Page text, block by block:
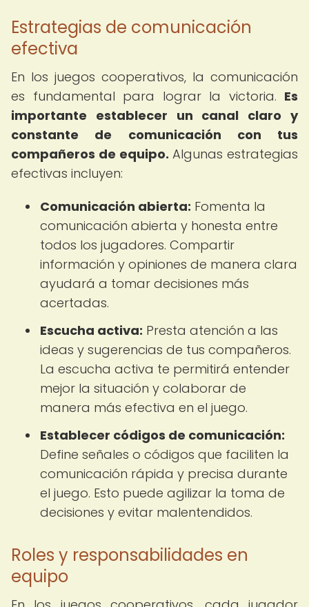
Estrategias de comunicación
efectiva
En los juegos cooperativos, la comunicación
es fundamental para lograr la victoria. Es
importante establecer un canal claro y
constante de comunicación con tus
compañeros de equipo. Algunas estrategias
efectivas incluyen:
Comunicación abierta: Fomenta la
comunicación abierta y honesta entre
todos los jugadores. Compartir
información y opiniones de manera clara
ayudará a tomar decisiones más
acertadas.
Escucha activa: Presta atención a las
ideas y sugerencias de tus compañeros.
La escucha activa te permitirá entender
mejor la situación y colaborar de
manera más efectiva en el juego.
Establecer códigos de comunicación:
Define señales o códigos que faciliten la
comunicación rápida y precisa durante
el juego. Esto puede agilizar la toma de
decisiones y evitar malentendidos.
Roles y responsabilidades en
equipo